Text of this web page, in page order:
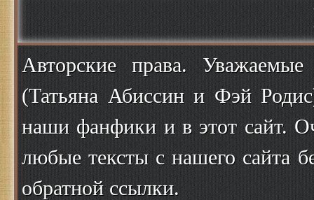
Авторские права.
(Татьяна Абиссин и Фэй
наши фанфики и в этот сайт.
любые тексты с нашего сайта
обратной ссылки.